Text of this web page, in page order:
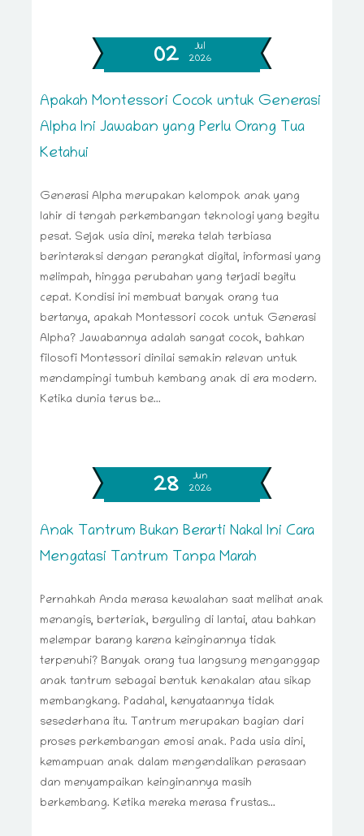
02
Jul
2026
Apakah Montessori Cocok untuk Generasi
Alpha Ini Jawaban yang Perlu Orang Tua
Ketahui
Generasi Alpha merupakan kelompok anak yang
lahir di tengah perkembangan teknologi yang begitu
pesat. Sejak usia dini, mereka telah terbiasa
berinteraksi dengan perangkat digital, informasi yang
melimpah, hingga perubahan yang terjadi begitu
cepat. Kondisi ini membuat banyak orang tua
bertanya, apakah Montessori cocok untuk Generasi
Alpha? Jawabannya adalah sangat cocok, bahkan
filosofi Montessori dinilai semakin relevan untuk
mendampingi tumbuh kembang anak di era modern.
Ketika dunia terus be...
28
Jun
2026
Anak Tantrum Bukan Berarti Nakal Ini Cara
Mengatasi Tantrum Tanpa Marah
Pernahkah Anda merasa kewalahan saat melihat anak
menangis, berteriak, berguling di lantai, atau bahkan
melempar barang karena keinginannya tidak
terpenuhi? Banyak orang tua langsung menganggap
anak tantrum sebagai bentuk kenakalan atau sikap
membangkang. Padahal, kenyataannya tidak
sesederhana itu. Tantrum merupakan bagian dari
proses perkembangan emosi anak. Pada usia dini,
kemampuan anak dalam mengendalikan perasaan
dan menyampaikan keinginannya masih
berkembang. Ketika mereka merasa frustas...